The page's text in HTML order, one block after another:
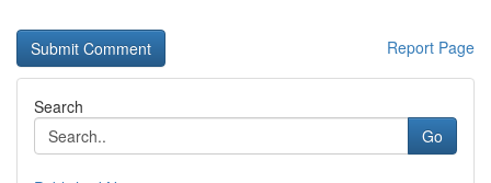
Report Page
Search
Go